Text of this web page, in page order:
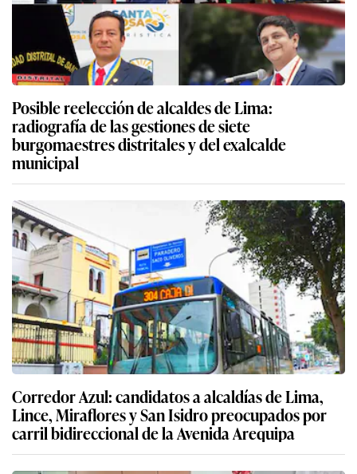
Posible reelección de alcaldes de Lima:
radiografía de las gestiones de siete
burgomaestres distritales y del exalcalde
municipal
Corredor Azul: candidatos a alcaldías de Lima,
Lince, Miraflores y San Isidro preocupados por
carril bidireccional de la Avenida Arequipa